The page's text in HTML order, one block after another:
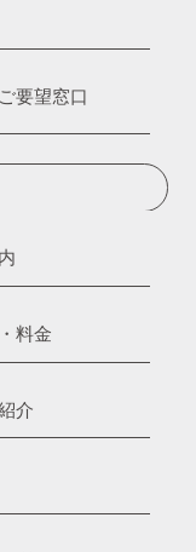
要望窓口
料金
介